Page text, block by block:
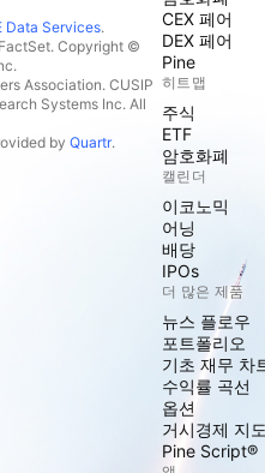
Data Services.
Copyright ©
Association. CUSIP
Systems Inc. All
by Quartr.
CEX 페어
DEX 페어
Pine
히트맵
주식
ETF
암호화폐
캘린더
이코노믹
어닝
배당
IPOs
더 많은 제품
뉴스 플로우
포트폴리오
기초 재무 차
수익률 곡선
옵션
거시경제 지
Pine Script®